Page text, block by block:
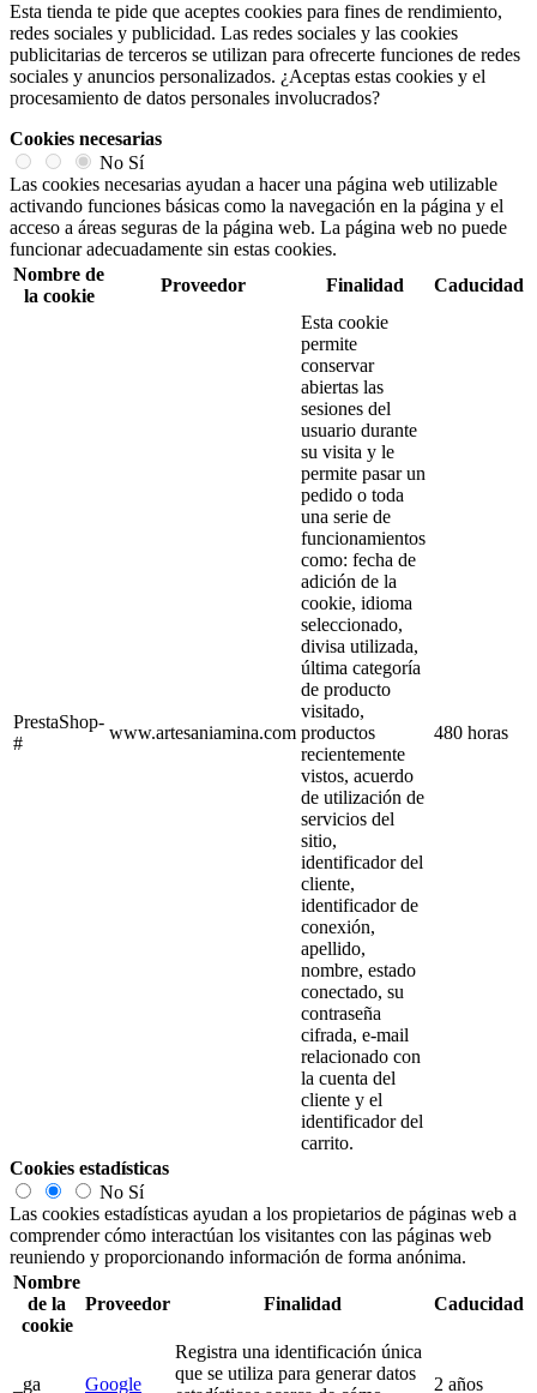
Esta tienda te pide que aceptes cookies para fines de rendimiento,
redes sociales y publicidad. Las redes sociales y las cookies
publicitarias de terceros se utilizan para ofrecerte funciones de redes
sociales y anuncios personalizados. ¿Aceptas estas cookies y el
procesamiento de datos personales involucrados?
Cookies necesarias
No Sí
Las cookies necesarias ayudan a hacer una página web utilizable
activando funciones básicas como la navegación en la página y el
acceso a áreas seguras de la página web. La página web no puede
funcionar adecuadamente sin estas cookies.
Nombre de
la cookie
Proveedor Finalidad Caducidad
PrestaShop-
#
www.artesaniamina.com
Esta cookie
permite
conservar
abiertas las
sesiones del
usuario durante
su visita y le
permite pasar un
pedido o toda
una serie de
funcionamientos
como: fecha de
adición de la
cookie, idioma
seleccionado,
divisa utilizada,
última categoría
de producto
visitado,
productos
recientemente
vistos, acuerdo
de utilización de
servicios del
sitio,
identificador del
cliente,
identificador de
conexión,
apellido,
nombre, estado
conectado, su
contraseña
cifrada, e-mail
relacionado con
la cuenta del
cliente y el
identificador del
carrito.
480 horas
Cookies estadísticas
No Sí
Las cookies estadísticas ayudan a los propietarios de páginas web a
comprender cómo interactúan los visitantes con las páginas web
reuniendo y proporcionando información de forma anónima.
Nombre
de la
cookie
Proveedor Finalidad Caducidad
_ga Google
Registra una identificación única
que se utiliza para generar datos
2 años